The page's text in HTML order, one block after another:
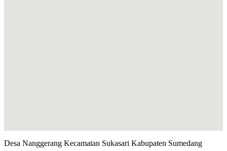
Desa Nanggerang Kecamatan Sukasari Kabupaten Sumedang